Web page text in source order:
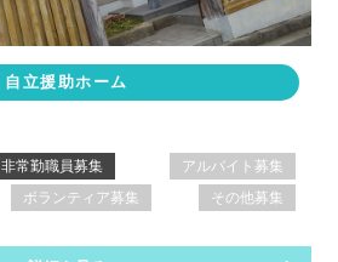
自立援助ホーム
非常勤職員募集
アルバイト募集
ボランティア募集 その他募集